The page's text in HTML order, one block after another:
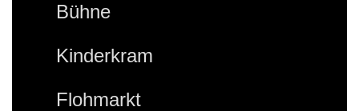
Bühne
Kinderkram
Flohmarkt